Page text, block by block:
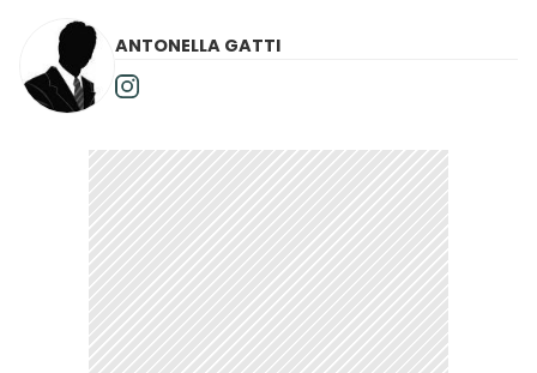
ANTONELLA GATTI